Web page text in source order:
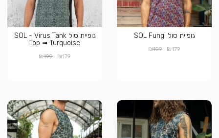
גופיית סול SOL Fungi
₪179
₪199
גופיית סול SOL - Virus Tank
Top ➟ Turquoise
₪179
₪199